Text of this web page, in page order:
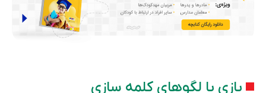
بازی با لگوهای کلمه سازی